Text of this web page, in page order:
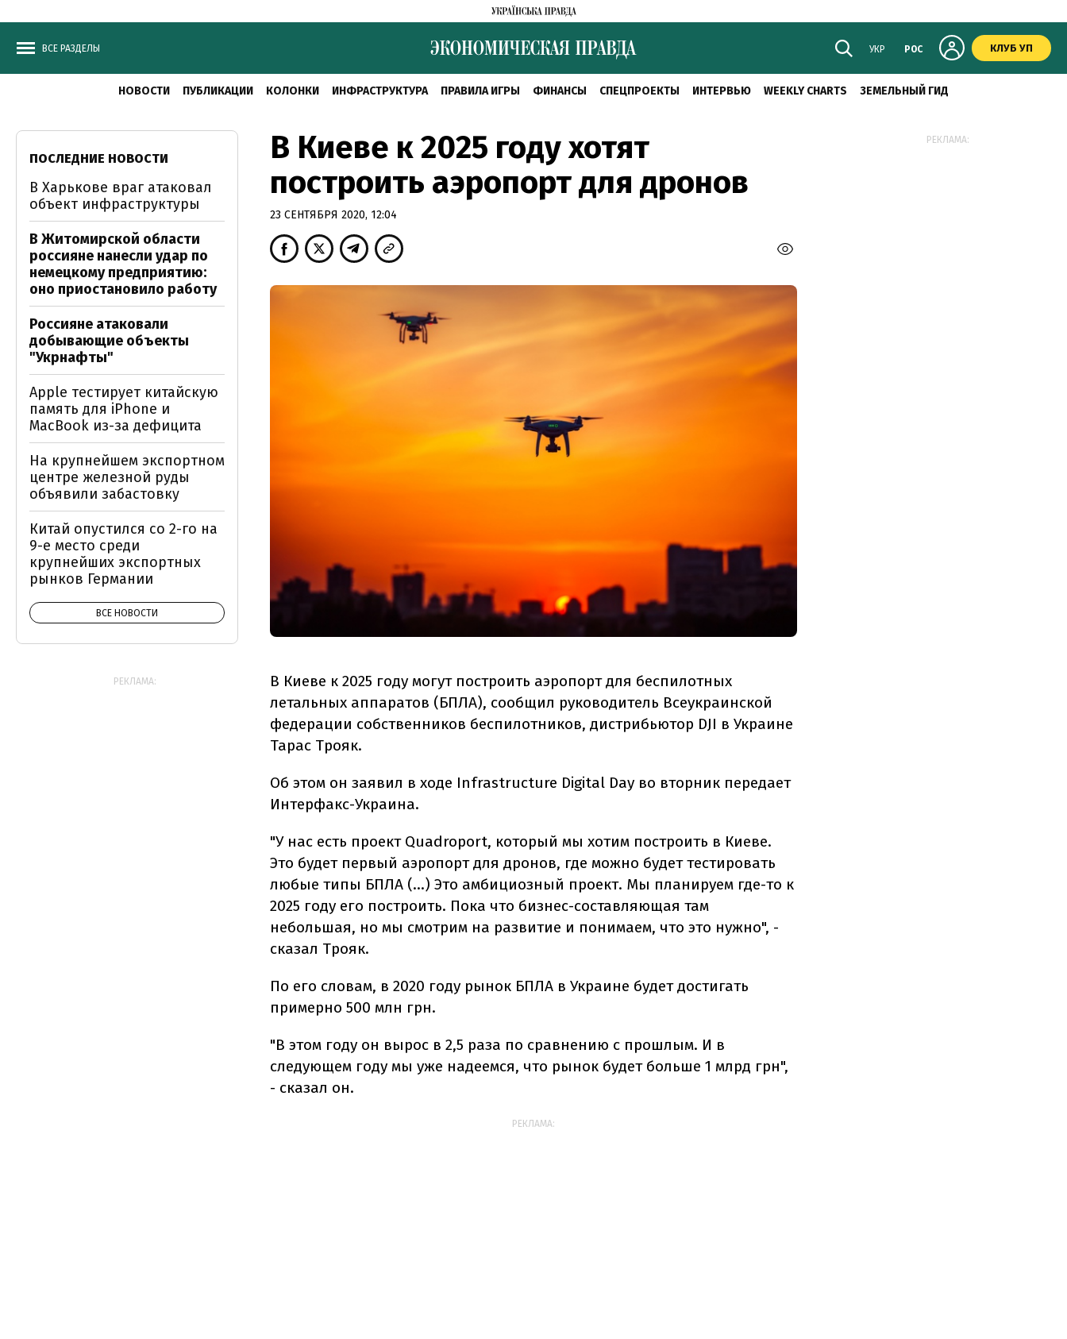
ВСЕ РАЗДЕЛЫ УКР РОС КЛУБ УП
НОВОСТИ ПУБЛИКАЦИИ КОЛОНКИ ИНФРАСТРУКТУРА ПРАВИЛА ИГРЫ ФИНАНСЫ СПЕЦПРОЕКТЫ ИНТЕРВЬЮ WEEKLY CHARTS ЗЕМЕЛЬНЫЙ ГИД
В Киеве к 2025 году хотят
построить аэропорт для дронов
23 СЕНТЯБРЯ 2020, 12:04
В Киеве к 2025 году могут построить аэропорт для беспилотных
летальных аппаратов (БПЛА), сообщил руководитель Всеукраинской
федерации собственников беспилотников, дистрибьютор DJI в Украине
Тарас Трояк.
Об этом он заявил в ходе Infrastructure Digital Day во вторник передает
Интерфакс-Украина.
"У нас есть проект Quadroport, который мы хотим построить в Киеве.
Это будет первый аэропорт для дронов, где можно будет тестировать
любые типы БПЛА (…) Это амбициозный проект. Мы планируем где-то к
2025 году его построить. Пока что бизнес-составляющая там
небольшая, но мы смотрим на развитие и понимаем, что это нужно", -
сказал Трояк.
По его словам, в 2020 году рынок БПЛА в Украине будет достигать
примерно 500 млн грн.
"В этом году он вырос в 2,5 раза по сравнению с прошлым. И в
следующем году мы уже надеемся, что рынок будет больше 1 млрд грн",
- сказал он.
РЕКЛАМА:
ПОСЛЕДНИЕ НОВОСТИ
В Харькове враг атаковал
объект инфраструктуры
В Житомирской области
россияне нанесли удар по
немецкому предприятию:
оно приостановило работу
Россияне атаковали
добывающие объекты
"Укрнафты"
Apple тестирует китайскую
память для iPhone и
MacBook из-за дефицита
На крупнейшем экспортном
центре железной руды
объявили забастовку
Китай опустился со 2-го на
9-е место среди
крупнейших экспортных
рынков Германии
ВСЕ НОВОСТИ
РЕКЛАМА:
РЕКЛАМА: